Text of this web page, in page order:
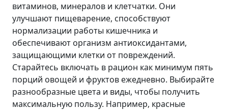
витаминов, минералов и клетчатки. Они
улучшают пищеварение, способствуют
нормализации работы кишечника и
обеспечивают организм антиоксидантами,
защищающими клетки от повреждений.
Старайтесь включать в рацион как минимум пять
порций овощей и фруктов ежедневно. Выбирайте
разнообразные цвета и виды, чтобы получить
максимальную пользу. Например, красные